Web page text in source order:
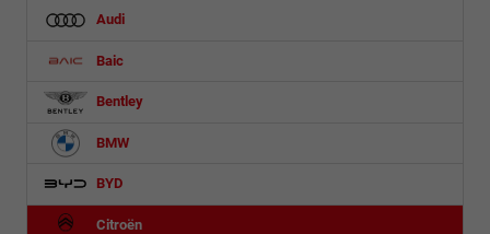
Audi
Baic
Bentley
BMW
BYD
Citroën